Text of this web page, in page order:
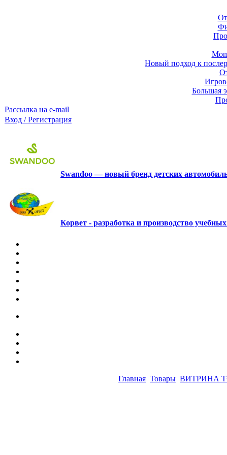
Новый подход к
Большая
Рассылка на e-mail
Вход / Регистрация
Swandoo — новый бренд детских
Корвет - разработка и производство
Главная Товары ВИТРИНА